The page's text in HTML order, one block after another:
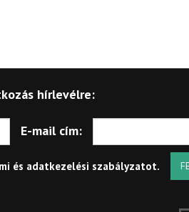
hírlevélre:
E-mail cím:
és adatkezelési szabályzatot.